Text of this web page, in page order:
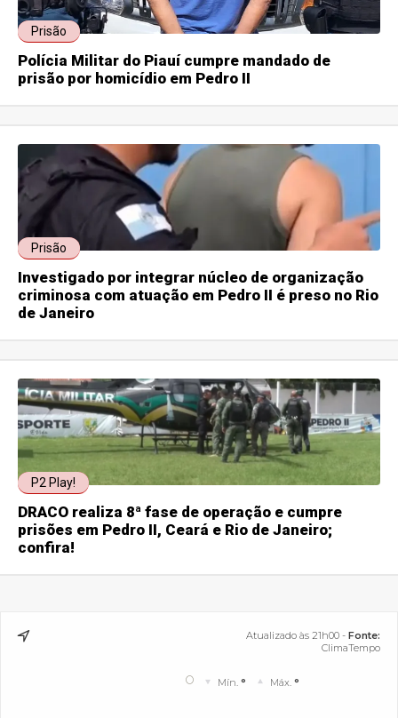
Prisão
Polícia Militar do Piauí cumpre mandado de
prisão por homicídio em Pedro II
Prisão
Investigado por integrar núcleo de organização
criminosa com atuação em Pedro II é preso no Rio
de Janeiro
P2 Play!
DRACO realiza 8ª fase de operação e cumpre
prisões em Pedro II, Ceará e Rio de Janeiro;
confira!
Atualizado às 21h00 - Fonte:
ClimaTempo
° Mín.° Máx.°